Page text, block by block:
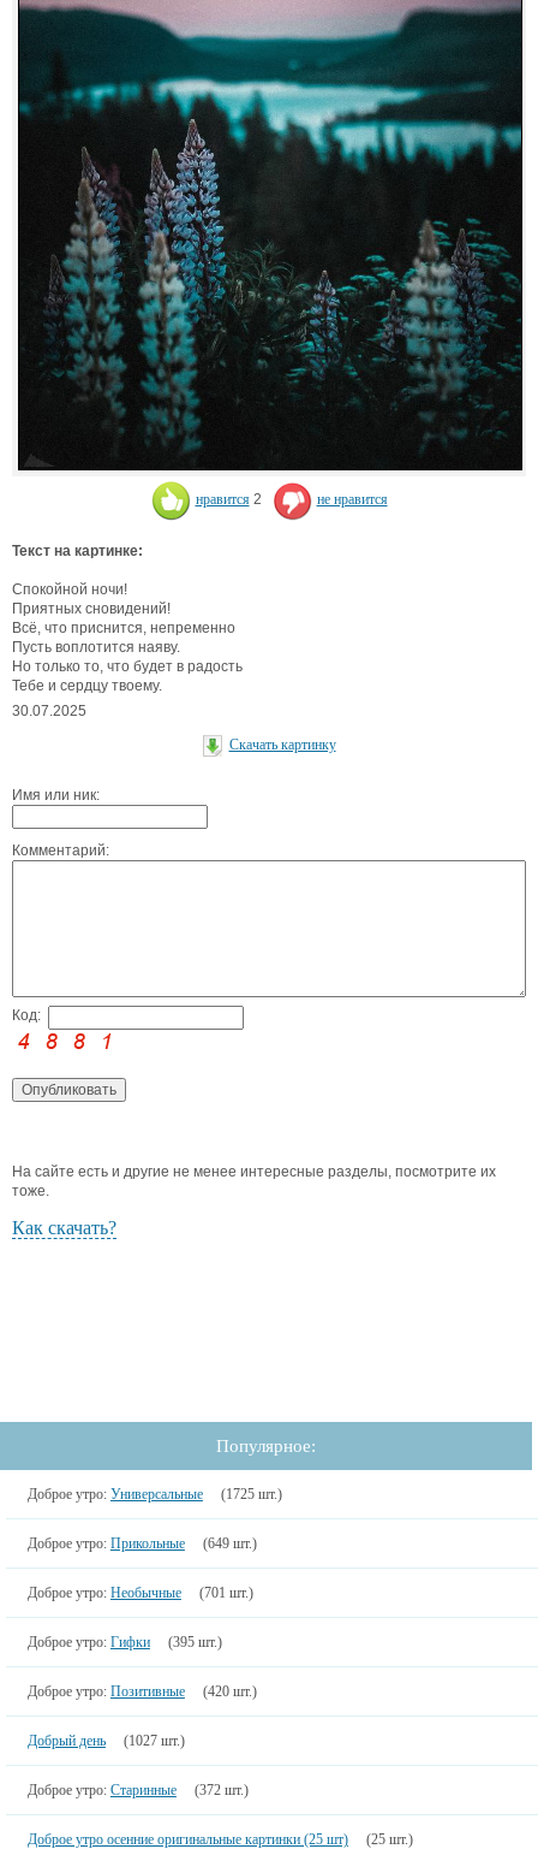
нравится 2 не нравится
Текст на картинке:
Спокойной ночи!
Приятных сновидений!
Всё, что приснится, непременно
Пусть воплотится наяву.
Но только то, что будет в радость
Тебе и сердцу твоему.
30.07.2025
Скачать картинку
Имя или ник:
Комментарий:
Код:
На сайте есть и другие не менее интересные разделы, посмотрите их
тоже.
Как скачать?
Популярное:
Доброе утро: Универсальные (1725 шт.)
Доброе утро: Прикольные (649 шт.)
Доброе утро: Необычные (701 шт.)
Доброе утро: Гифки (395 шт.)
Доброе утро: Позитивные (420 шт.)
Добрый день (1027 шт.)
Доброе утро: Старинные (372 шт.)
Доброе утро осенние оригинальные картинки (25 шт) (25 шт.)